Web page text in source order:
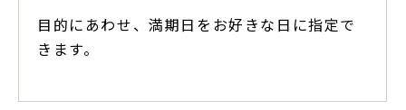
目的にあわせ、満期日をお好きな日に指定で
きます。